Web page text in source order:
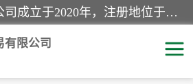
上海青禾贸易有限公司成立于2020年，注册地位于上海市宝山区。经营范围包括：机械设备、五金制品、劳防用品、电子产品、塑胶制品、家具、模具、纺织品、仪器仪表、建筑材料、装饰材料、化工产品、金属制品、机车配件等货物进出口报关、清关服务。
有限公司